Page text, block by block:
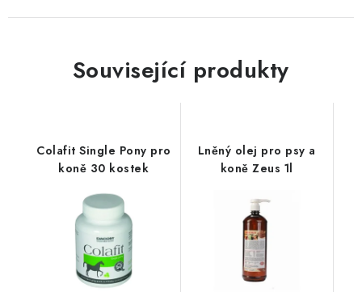
Související produkty
Colafit Single Pony pro
koně 30 kostek
Lněný olej pro psy a
koně Zeus 1l